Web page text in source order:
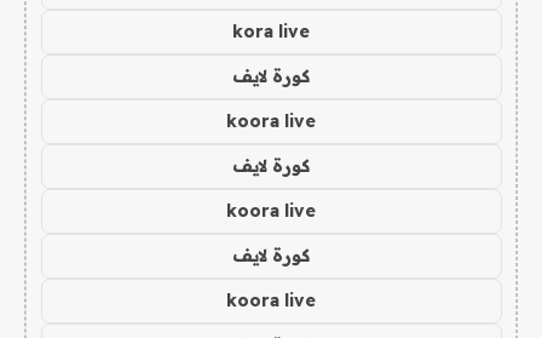
kora live
كورة لايف
koora live
كورة لايف
koora live
كورة لايف
koora live